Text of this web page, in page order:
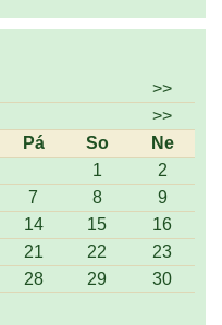
>>
>>
Pá So
Ne
1
2
7 8
9
14 15
16
21 22
23
28 29
30